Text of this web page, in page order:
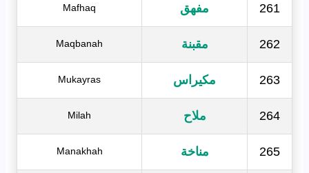
261 مفهق Mafhaq
262 مقبنة Maqbanah
263 مكيراس Mukayras
264 ملاح Milah
265 مناخة Manakhah